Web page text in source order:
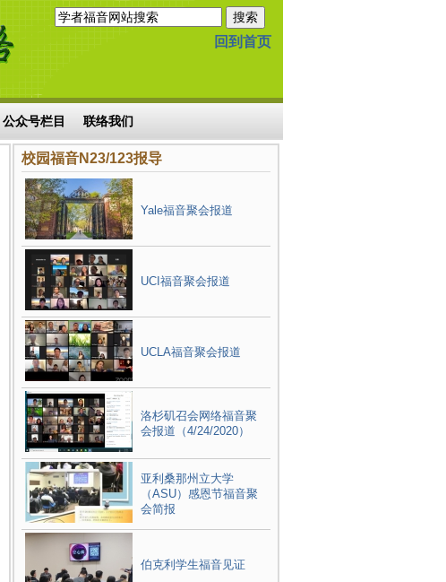
回到首页
公众号栏目 联络我们
校园福音N23/123报导
Yale福音聚会报道
UCI福音聚会报道
UCLA福音聚会报道
洛杉矶召会网络福音聚
会报道（4/24/2020）
亚利桑那州立大学
（ASU）感恩节福音聚
会简报
伯克利学生福音见证